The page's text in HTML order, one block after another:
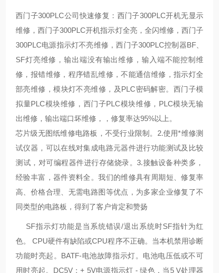
西门子300PLC公司快速修复：西门子300PLC开机无显示
维修，西门子300PLC开机指示灯全亮，全闪维修，西门子
300PLC电源指示灯不亮维修，西门子300PLC控制器BF、
SF灯亮维修，输出端没有输出维修，输入端不能控制维
修，报错维修，程序错乱维修，不能通信维修，指示灯全
部亮维修，模块灯不亮维修，及PLC密码解密。西门子模
拟量PLC模块维修，西门子PLC模块维修，PLC模块无输
出维修，输出端口坏维修，，修复率达95%以上。
芯片级无图纸维修电路板，不受行业限制。2.使用*维修测
试仪器，可以在线对集成电路元器件进行功能测试及比较
测试，对可编程器件进行存储烧录。3.接触设备种类多，
经验丰富，器件资料全。我们的维修具有周期短、修复率
高、价格合理、无需电路图等优点，为多家企业修复了不
同类型的电路板，得到了客户肯定和赞扬
SF指示灯功能是当系统错误/退出系统时SF指针为红
色。 CPU硬件有缺陷或CPU程序不正确。当本机禁用诊断
功能时亮起。BATF-电池故障指示灯。电池电压低或不可
用时亮起。DC5V：+ 5V电源指示灯 - 绿色，当5 V处理器